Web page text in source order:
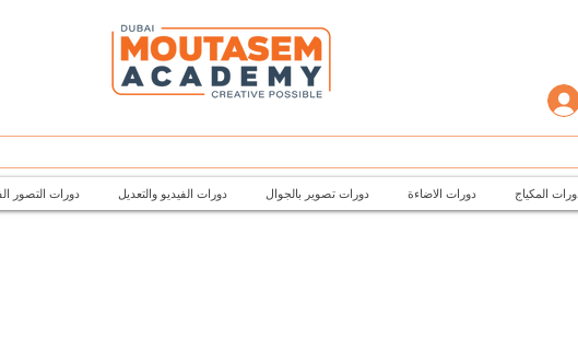
دورات التصور دورات الفيديو والتعديل دورات تصوير بالجوال دورات الاضاءة المكياج